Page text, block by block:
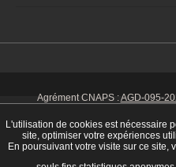
Agrément CNAPS :AGD-095-
925 00038 - Code NAF 8030 Z -
L'utilisation de cookies est nécessaire
site, optimiser votre expériences
En poursuivant votre visite sur ce site,